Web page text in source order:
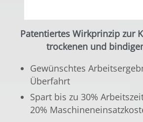
Patentiertes Wirkprinzip zur
trockenen und
Gewünschtes
Überfahrt
Spart bis zu 30%
20%